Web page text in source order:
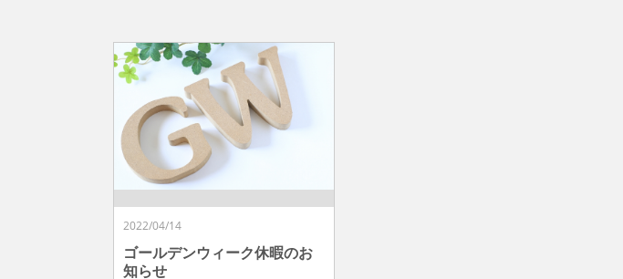
2022/04/14
ゴールデンウィーク休暇のお
知らせ